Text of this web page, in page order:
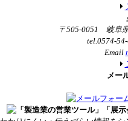
〒505-0051 岐阜
tel.0574-
Email
メー